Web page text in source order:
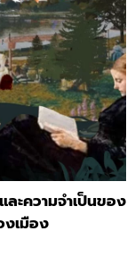
ะความจำเป็นของ
เมือง